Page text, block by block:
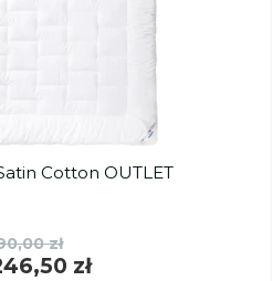
Cotton OUTLET
zł
zł